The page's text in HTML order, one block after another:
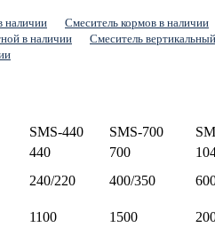
наличии Смеситель кормов в наличии
в наличии
Смеситель
SMS-440 SMS-700
440 700
240/220 400/350
1100 1500